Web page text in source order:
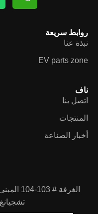
روابط سريعة
نبذة عنا
EV parts zone
ناف
اتصل بنا
المنتجات
أخبار الصناعة
تشجيانغ